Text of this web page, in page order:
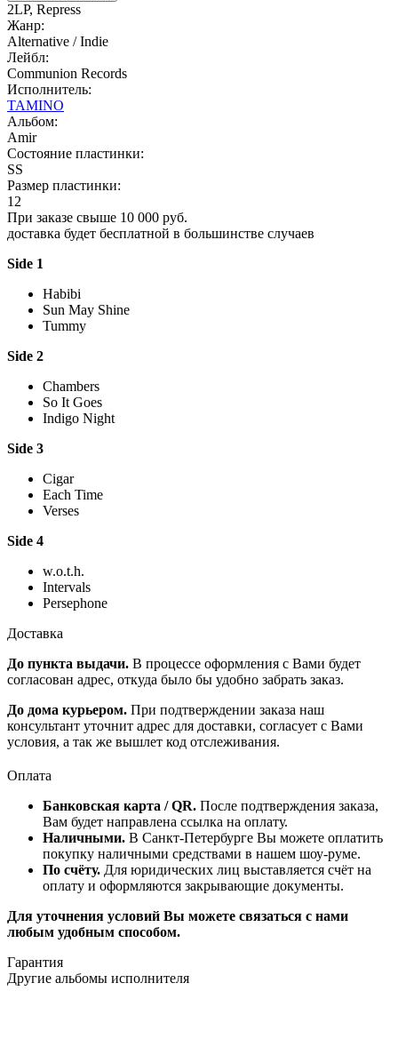
2LP, Repress
Жанр:
Alternative / Indie
Лейбл:
Communion Records
Исполнитель:
TAMINO
Альбом:
Amir
Состояние пластинки:
SS
Размер пластинки:
12
При заказе свыше 10 000 руб.
доставка будет бесплатной в большинстве случаев
Side 1
Habibi
Sun May Shine
Tummy
Side 2
Chambers
So It Goes
Indigo Night
Side 3
Cigar
Each Time
Verses
Side 4
w.o.t.h.
Intervals
Persephone
Доставка
До пункта выдачи. В процессе оформления с Вами будет
согласован адрес, откуда было бы удобно забрать заказ.
До дома курьером. При подтверждении заказа наш
консультант уточнит адрес для доставки, согласует с Вами
условия, а так же вышлет код отслеживания.
Оплата
Банковская карта / QR. После подтверждения заказа,
Вам будет направлена ссылка на оплату.
Наличными. В Санкт-Петербурге Вы можете оплатить
покупку наличными средствами в нашем шоу-руме.
По счёту. Для юридических лиц выставляется счёт на
оплату и оформляются закрывающие документы.
Для уточнения условий Вы можете связаться с нами
любым удобным способом.
Гарантия
Другие альбомы исполнителя